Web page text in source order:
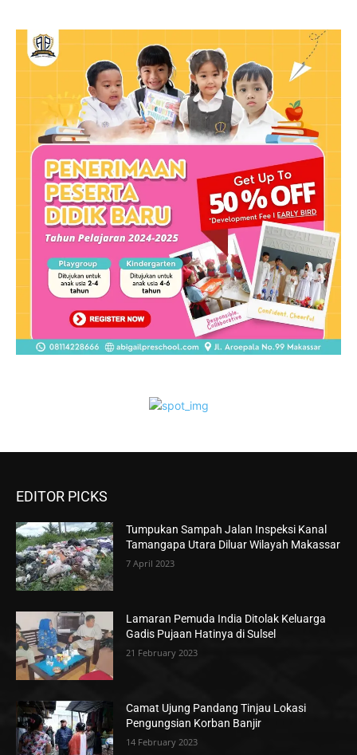
EDITOR PICKS
Tumpukan Sampah Jalan Inspeksi Kanal
Tamangapa Utara Diluar Wilayah Makassar
7 April 2023
Lamaran Pemuda India Ditolak Keluarga
Gadis Pujaan Hatinya di Sulsel
21 February 2023
Camat Ujung Pandang Tinjau Lokasi
Pengungsian Korban Banjir
14 February 2023